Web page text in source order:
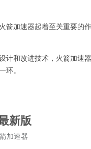
加速器起着至关重要的
和改进技术，火箭加速
环。
新版
加速器